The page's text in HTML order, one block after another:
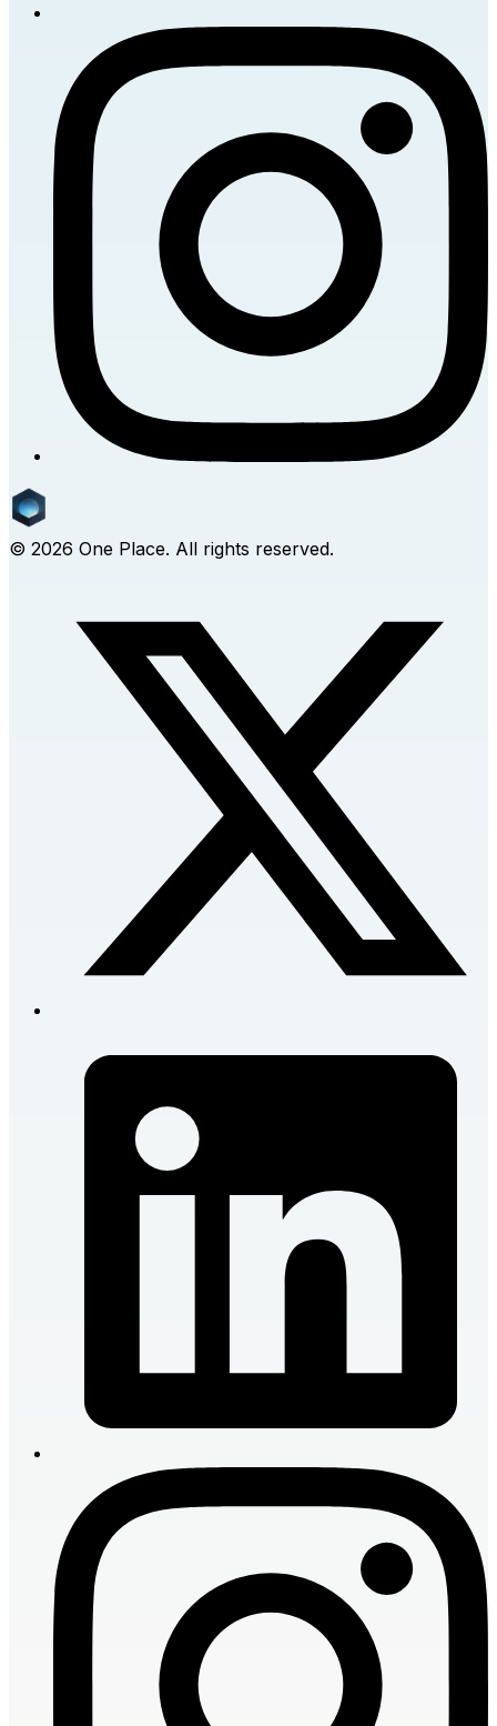
© 2026 One Place. All rights reserved.